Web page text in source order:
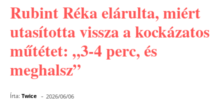
Rubint Réka elárulta, miért
utasította vissza a kockázatos
műtétet: „3-4 perc, és
meghalsz”
Írta: Twice - 2026/06/06